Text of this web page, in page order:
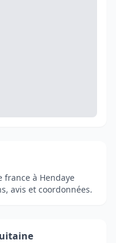
france à Hendaye
avis et coordonnées.